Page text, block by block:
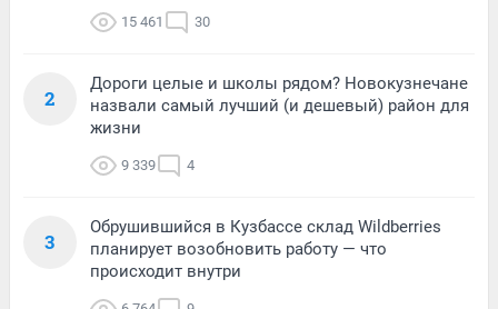
15 461 30
2
Дороги целые и школы рядом? Новокузнечане
назвали самый лучший (и дешевый) район для
жизни
9 339 4
3
Обрушившийся в Кузбассе склад Wildberries
планирует возобновить работу — что
происходит внутри